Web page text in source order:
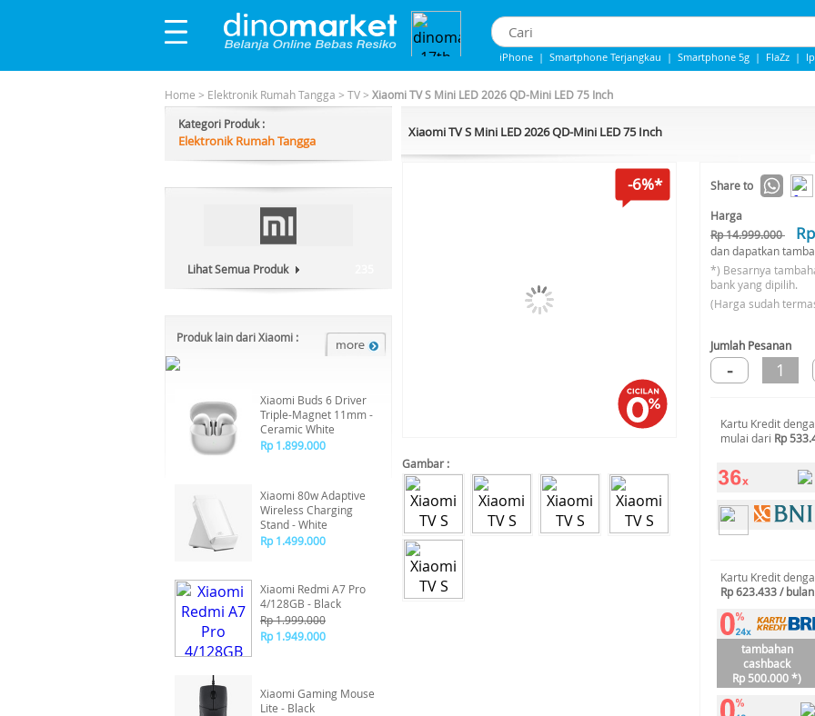
iPhone | Smartphone Terjangkau | Smartphone 5g | FlaZz |
Home > Elektronik Rumah Tangga > TV> Xiaomi TV S Mini LED 2026 QD-Mini LED 75 Inch
Kategori Produk :
Elektronik Rumah Tangga
Lihat Semua Produk
Produk lain dari Xiaomi :
Xiaomi Buds 6 Driver
Triple-Magnet 11mm -
Ceramic White
Rp 1.899.000
Xiaomi 80w Adaptive
Wireless Charging
Stand - White
Rp 1.499.000
Xiaomi Redmi A7 Pro
4/128GB - Black
Rp 1.999.000
Rp 1.949.000
Xiaomi Gaming Mouse
Lite - Black
Xiaomi TV S Mini LED 2026 QD-Mini LED 75 Inch
-6%*
Gambar :
Share to
Harga
Rp 14.999.000
dan dapatkan
*) Besarnya
bank yang dipilih.
(Harga sudah
Jumlah Pesanan
- 1
Kartu Kredit
mulai dari Rp
Kartu Kredit
Rp 623.433 / bulan
tambahan
cashback
Rp 500.000 *)